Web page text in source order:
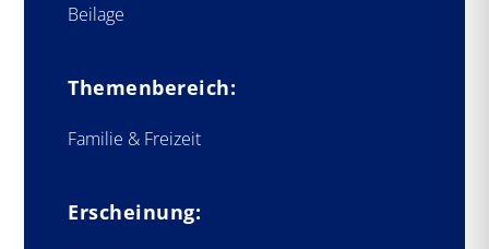
Beilage
Themenbereich:
Familie & Freizeit
Erscheinung: